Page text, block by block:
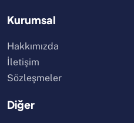
Kurumsal
Hakkımızda
İletişim
Sözleşmeler
Diğer